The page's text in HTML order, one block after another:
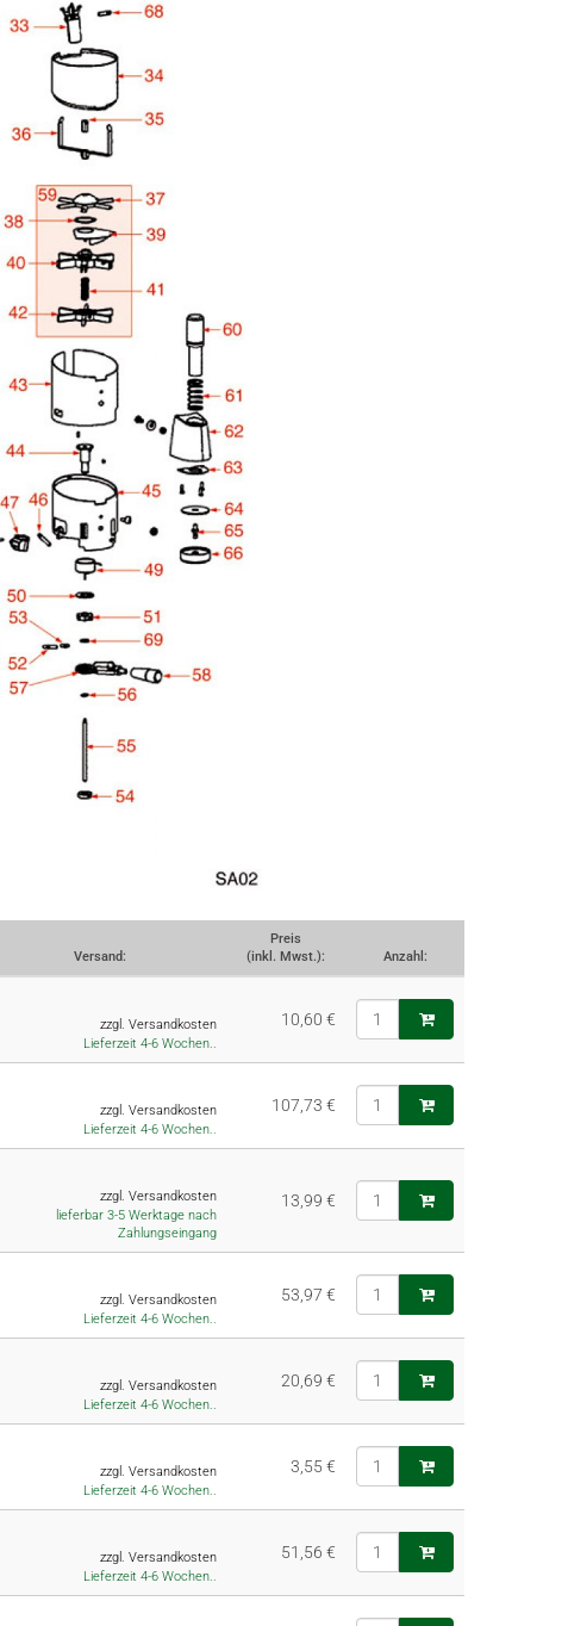
Versand:
Preis
(inkl. Mwst.):
Anzahl:
zzgl. Versandkosten
Lieferzeit 4-6 Wochen..
10,60 €
zzgl. Versandkosten
Lieferzeit 4-6 Wochen..
107,73 €
zzgl. Versandkosten
lieferbar 3-5 Werktage nach
Zahlungseingang
13,99 €
zzgl. Versandkosten
Lieferzeit 4-6 Wochen..
53,97 €
zzgl. Versandkosten
Lieferzeit 4-6 Wochen..
20,69 €
zzgl. Versandkosten
Lieferzeit 4-6 Wochen..
3,55 €
zzgl. Versandkosten
Lieferzeit 4-6 Wochen..
51,56 €